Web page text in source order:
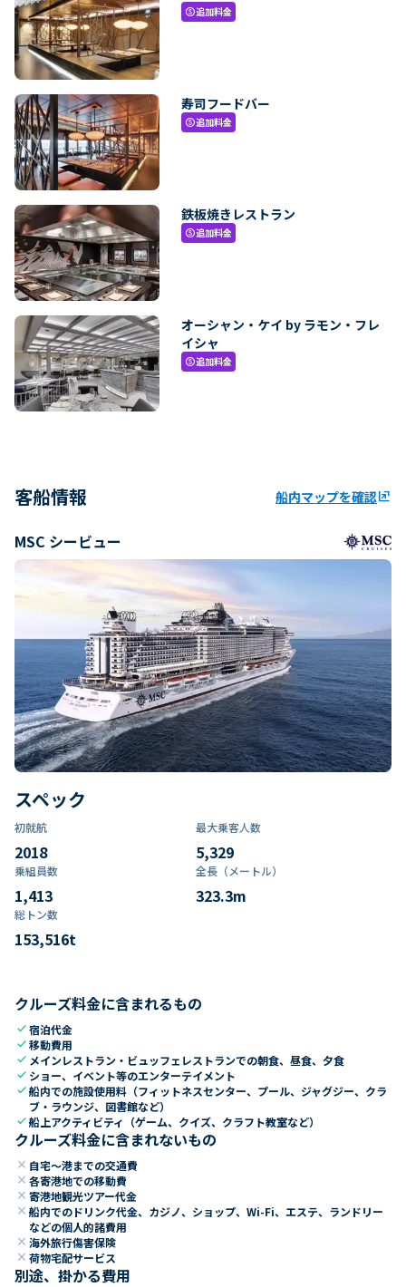
paid追加料金
寿司フードバー
paid追加料金
鉄板焼きレストラン
paid追加料金
オーシャン・ケイ by ラモン・フレ
イシャ
paid追加料金
客船情報 船内マップを確認ungroup
MSC シービュー
スペック
初就航
2018
最大乗客人数
5,329
乗組員数​
1,413
全長（メートル）
323.3m
総トン数​
153,516t
クルーズ料金に含まれるもの
check宿泊代金
check移動費用
check メインレストラン・ビュッフェレストランでの朝食、昼食、夕食
check ショー、イベント等のエンターテイメント
check船内での施設使用料（フィットネスセンター、プール、ジャグジー、クラ
ブ・ラウンジ、図書館など）
check船上アクティビティ（ゲーム、クイズ、クラフト教室など）
クルーズ料金に含まれないもの
close 自宅～港までの交通費
close 各寄港地での移動費
close 寄港地観光ツアー代金
close 船内でのドリンク代金、カジノ、ショップ、Wi-Fi、エステ、ランドリー
などの個人的諸費用
close 海外旅行傷害保険
close 荷物宅配サービス
別途、掛かる費用